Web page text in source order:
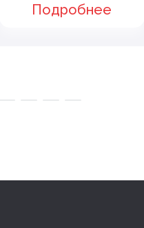
Подробнее